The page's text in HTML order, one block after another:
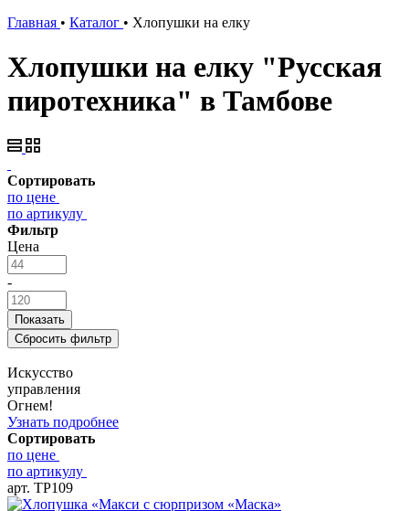
Главная • Каталог • Хлопушки на елку
Хлопушки на елку "Русская
пиротехника" в Тамбове
Сортировать
по цене
по артикулу
Фильтр
Цена
-
Искусство
управления
Огнем!
Узнать подробнее
Сортировать
по цене
по артикулу
арт. ТР109